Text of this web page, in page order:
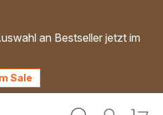
an Bestseller jetzt im
Sale